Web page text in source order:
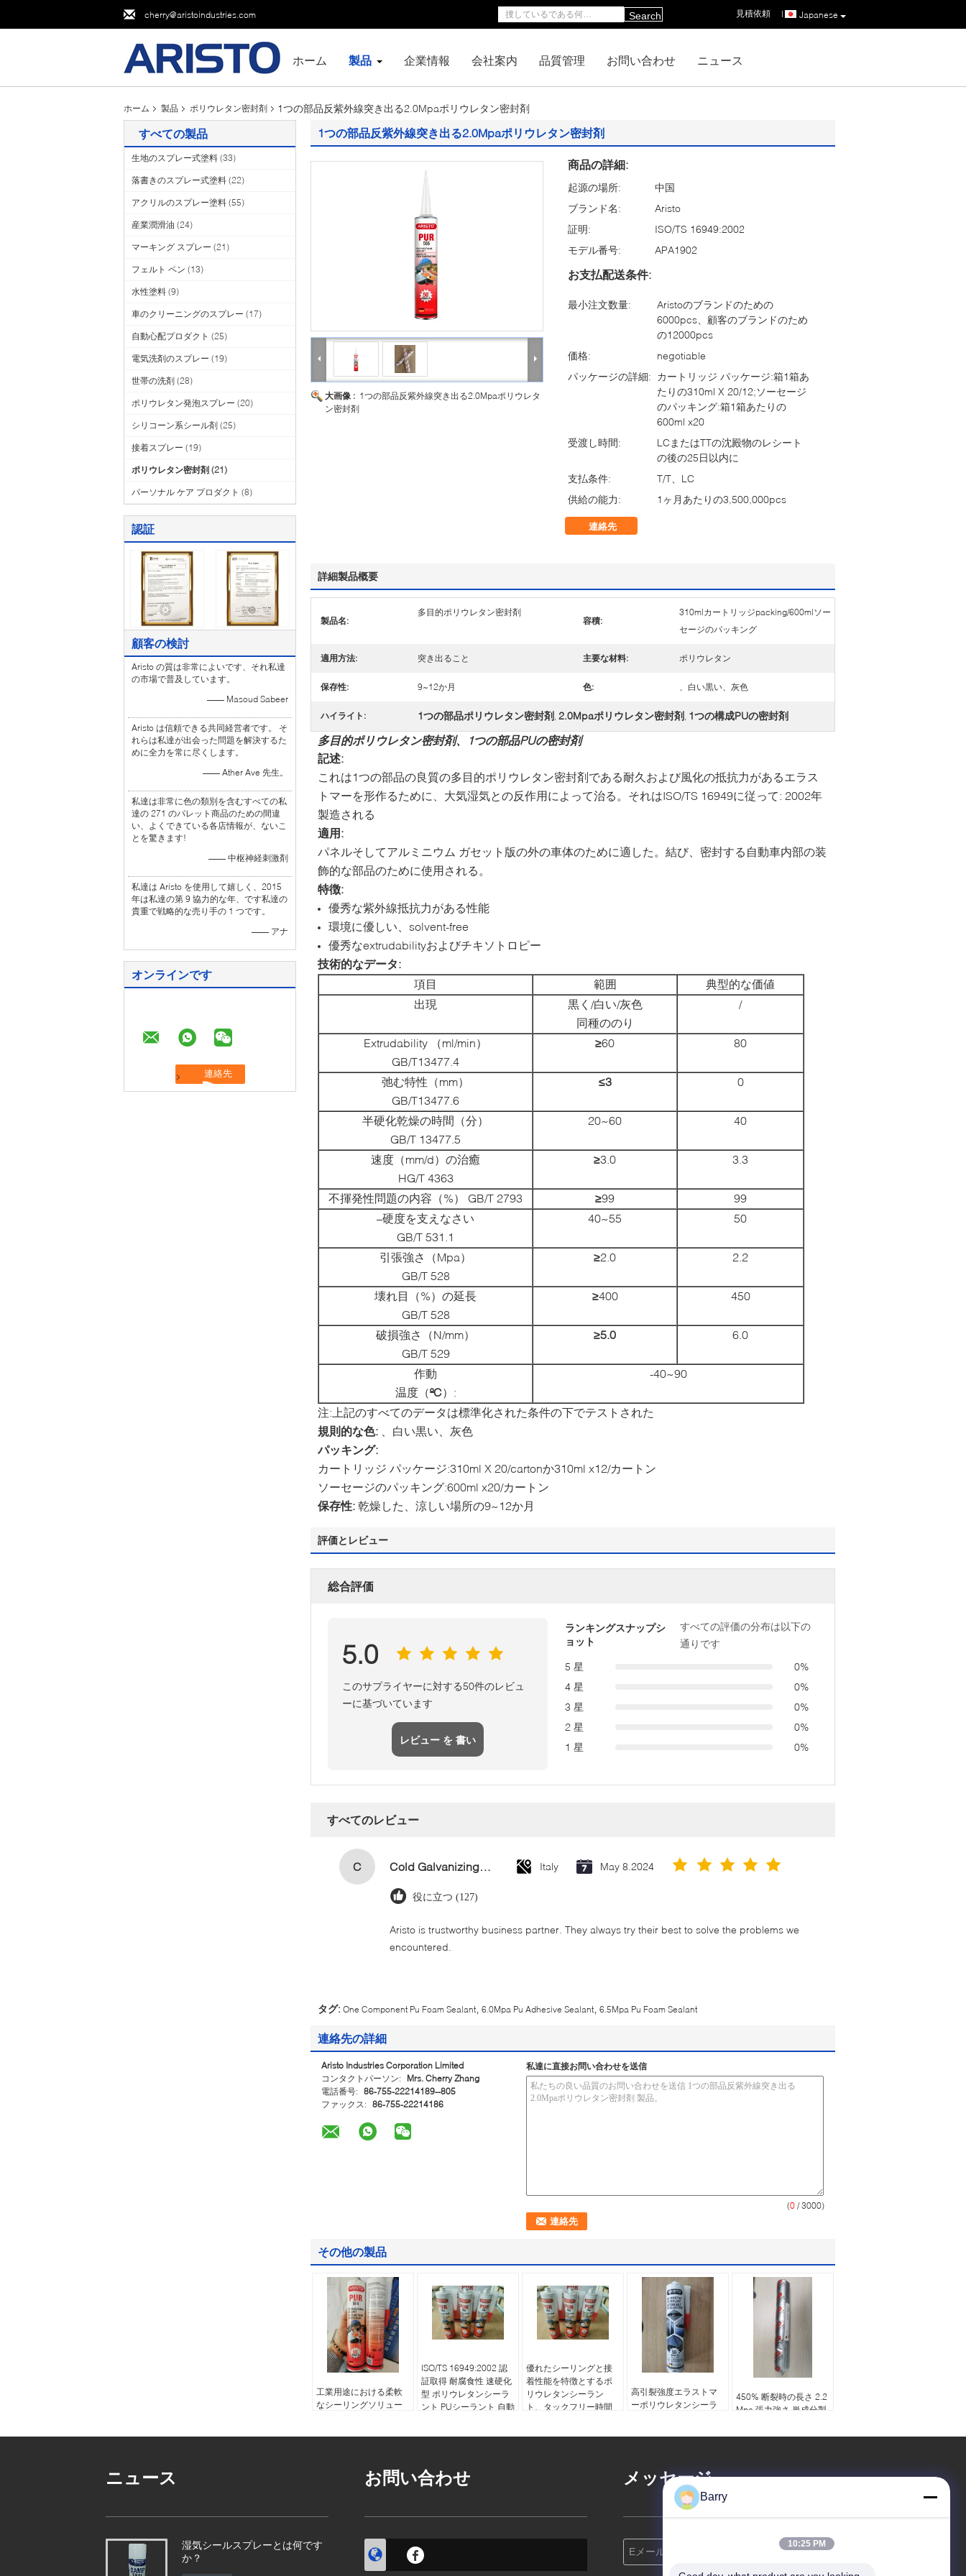
cherry@aristoindustries.com Japanese
見積依頼 |
Search
ホーム 製品 企業情報 会社案内 品質管理 お問い合わせ ニュース
ホーム 製品 ポリウレタン密封剤 1つの部品反紫外線突き出る2.0Mpaポリウレタン密封剤
すべての製品
生地のスプレー式塗料 (33)
落書きのスプレー式塗料 (22)
アクリルのスプレー塗料 (55)
産業潤滑油 (24)
マーキング スプレー (21)
フェルト ペン (13)
水性塗料 (9)
車のクリーニングのスプレー (17)
自動心配プロダクト (25)
電気洗剤のスプレー (19)
世帯の洗剤 (28)
ポリウレタン発泡スプレー (20)
シリコーン系シール剤 (25)
接着スプレー (19)
ポリウレタン密封剤 (21)
パーソナル ケア プロダクト (8)
認証
顧客の検討
Aristo の質は非常によいです、それ私達
の市場で普及しています。
—— Masoud Sabeer
Aristo は信頼できる共同経営者です。 そ
れらは私達が出会った問題を解決するた
めに全力を常に尽くします。
—— Ather Ave 先生。
私達は非常に色の類別を含むすべての私
達の 271 のパレット商品のための間違
い、よくできている各店情報が、ないこ
とを驚きます!
—— 中枢神経刺激剤
私達は Aristo を使用して嬉しく、2015
年は私達の第 9 協力的な年、です私達の
貴重で戦略的な売り手の 1 つです。
—— アナ
オンラインです
1つの部品反紫外線突き出る2.0Mpaポリウレタン密封剤
大画像 : 1つの部品反紫外線突き出る2.0Mpaポリウレタ
ン密封剤
商品の詳細:
起源の場所:
中国
ブランド名:
Aristo
証明:
ISO/TS 16949:2002
モデル番号:
APA1902
お支払配送条件:
最小注文数量:
Aristoのブランドのための
6000pcs、顧客のブランドのため
の12000pcs
価格:
negotiable
パッケージの詳細: カートリッジ パッケージ:箱1箱あ
たりの310ml X 20/12;ソーセージ
のパッキング:箱1箱あたりの
600ml x20
受渡し時間:
LCまたはTTの沈殿物のレシート
の後の25日以内に
支払条件:
T/T、LC
供給の能力:
1ヶ月あたりの3,500,000pcs
連絡先
詳細製品概要
製品名:
多目的ポリウレタン密封剤
容積:
310mlカートリッジpacking/600mlソー
セージのパッキング
適用方法: 突き出ること 主要な材料: ポリウレタン
保存性: 9~12か月 色: 、白い黒い、灰色
ハイライト: 1つの部品ポリウレタン密封剤, 2.0Mpaポリウレタン密封剤, 1つの構成PUの密封剤
多目的ポリウレタン密封剤、1つの部品PUの密封剤
記述:
これは1つの部品の良質の多目的ポリウレタン密封剤である耐久および風化の抵抗力があるエラス
トマーを形作るために、大気湿気との反作用によって治る。それはISO/TS 16949に従って: 2002年
製造される
適用:
パネルそしてアルミニウム ガセット版の外の車体のために適した。結び、密封する自動車内部の装
飾的な部品のために使用される。
特徴:
優秀な紫外線抵抗力がある性能
環境に優しい、solvent-free
優秀なextrudabilityおよびチキソトロピー
技術的なデータ:
項目
範囲
典型的な価値
出現
黒く/白い/灰色
同種ののり
/
Extrudability （ml/min）
GB/T13477.4
≥60 80
弛む特性（mm）
GB/T13477.6
≤3 0
半硬化乾燥の時間（分）
GB/T 13477.5
20~60 40
速度（mm/d）の治癒
HG/T 4363
≥3.0 3.3
不揮発性問題の内容（%） GB/T 2793 ≥99
99
–硬度を支えなさい
GB/T 531.1
40~55 50
引張強さ（Mpa）
GB/T 528
≥2.0 2.2
壊れ目（%）の延長
GB/T 528
≥400 450
破損強さ（N/mm）
GB/T 529
≥5.0 6.0
作動
温度（ºC）:
-40~90
注:上記のすべてのデータは標準化された条件の下でテストされた
規則的な色:
、白い黒い、灰色
パッキング:
カートリッジ パッケージ:310ml X 20/cartonか310ml x12/カートン
ソーセージのパッキング:600ml x20/カートン
保存性: 乾燥した、涼しい場所の9~12か月
評価とレビュー
総合評価
5.0
このサプライヤーに対する50件のレビュ
ーに基づいています
レビュー を 書い
ランキングスナップシ
ョット
すべての評価の分布は以下の
通りです
5 星
0%
4 星
0%
3 星
0%
2 星
0%
1 星
0%
すべてのレビュー
C Cold Galvanizing Zinc Spray Paint 400ml Italy May 8.2024
役に立つ (127)
Aristo is trustworthy business partner. They always try their best to solve the problems we
encountered.
タグ: One Component Pu Foam Sealant 6.0Mpa Pu Adhesive Sealant 6.5Mpa Pu Foam Sealant
連絡先の詳細
Aristo Industries Corporation Limited
コンタクトパーソン:
Mrs. Cherry Zhang
電話番号: 86-755-22214189--805
ファックス: 86-755-22214186
私達に直接お問い合わせを送信
(0 / 3000)
その他の製品
工業用途における柔軟
なシーリングソリュー
ISO/TS 16949:2002 認
証取得 耐腐食性 速硬化
型 ポリウレタンシーラ
ント PUシーラント 自動
優れたシーリングと接
着性能を特徴とするポ
リウレタンシーラン
ト、タックフリー時間
高引裂強度エラストマ
ーポリウレタンシーラ
450% 断裂時の長さ 2.2
Mpa 張力強さ 単成分製
ン密封剤
ニュース
湿気シールスプレーとは何です
か？
お問い合わせ メッセージ
Barry
10:25 PM